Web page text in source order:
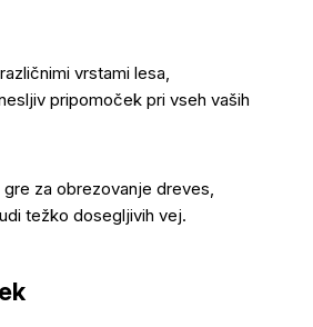
vrstami lesa,
pripomoček pri vseh vaših
za obrezovanje dreves,
težko dosegljivih vej.